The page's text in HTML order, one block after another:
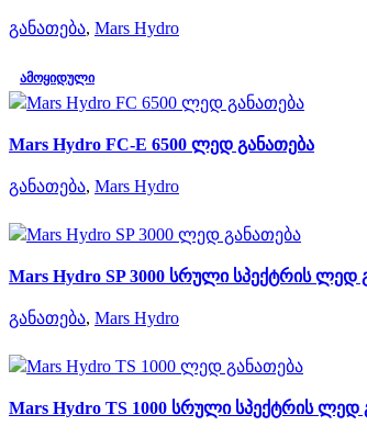
განათება, Mars Hydro
ᲐᲛᲝᲧᲘᲓᲣᲚᲘ
Mars Hydro FC-E 6500 ლედ განათება
განათება, Mars Hydro
Mars Hydro SP 3000 სრული სპექტრის ლედ
განათება, Mars Hydro
Mars Hydro TS 1000 სრული სპექტრის ლედ